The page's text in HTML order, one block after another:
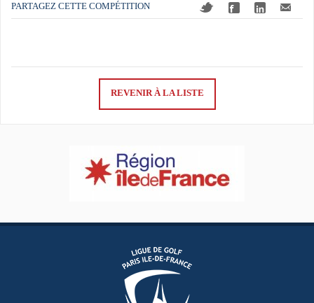
PARTAGEZ CETTE COMPÉTITION
REVENIR À LA LISTE